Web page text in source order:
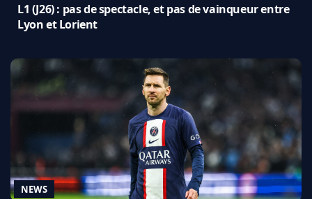
L1 (J26) : pas de spectacle, et pas de vainqueur entre
Lyon et Lorient
NEWS